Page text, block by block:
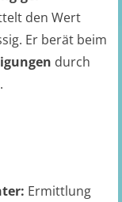
den Wert
Er berät beim
durch
Ermittlung